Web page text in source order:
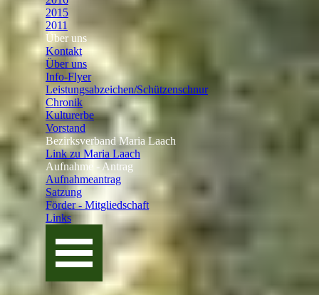
2015
2011
Über uns▼
Kontakt
Über uns
Info-Flyer
Leistungsabzeichen/Schützenschnur
Chronik
Kulturerbe
Vorstand
Bezirksverband Maria Laach
Link zu Maria Laach
Aufnahme - Antrag
Aufnahmeantrag
Satzung
Förder - Mitgliedschaft
Links
Menü überspringen